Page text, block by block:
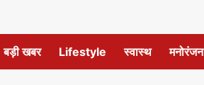
बड़ी खबर Lifestyle स्वास्थ मनोरंजन